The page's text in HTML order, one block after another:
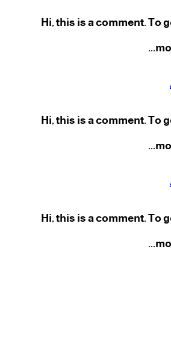
Hi, this is a comment. To
Hi, this is a comment. To
Hi, this is a comment. To